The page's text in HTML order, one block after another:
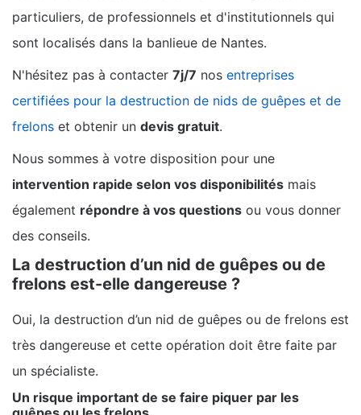
particuliers, de professionnels et d'institutionnels qui
sont localisés dans la banlieue de Nantes.
N'hésitez pas à contacter 7j/7 nos entreprises
certifiées pour la destruction de nids de guêpes et de
frelons et obtenir un devis gratuit.
Nous sommes à votre disposition pour une
intervention rapide selon vos disponibilités mais
également répondre à vos questions ou vous donner
des conseils.
La destruction d’un nid de guêpes ou de
frelons est-elle dangereuse ?
Oui, la destruction d’un nid de guêpes ou de frelons est
très dangereuse et cette opération doit être faite par
un spécialiste.
Un risque important de se faire piquer par les